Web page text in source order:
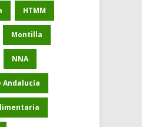
HTMM
Montilla
NNA
Andalucía